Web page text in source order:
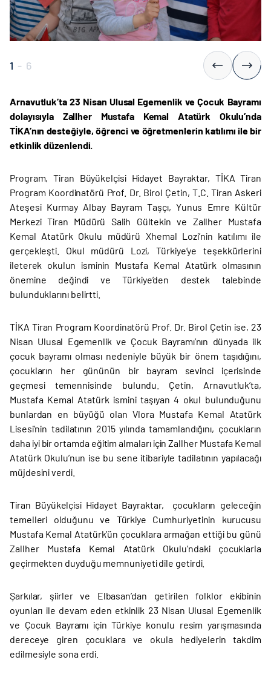
1 - 6
Arnavutluk’ta 23 Nisan Ulusal Egemenlik ve Çocuk Bayramı
dolayısıyla Zallher Mustafa Kemal Atatürk Okulu’nda
TİKA’nın desteğiyle, öğrenci ve öğretmenlerin katılımı ile bir
etkinlik düzenlendi.
Program, Tiran Büyükelçisi Hidayet Bayraktar, TİKA Tiran
Program Koordinatörü Prof. Dr. Birol Çetin, T.C. Tiran Askeri
Ateşesi Kurmay Albay Bayram Taşçı, Yunus Emre Kültür
Merkezi Tiran Müdürü Salih Gültekin ve Zallher Mustafa
Kemal Atatürk Okulu müdürü Xhemal Lozi’nin katılımı ile
gerçekleşti. Okul müdürü Lozi, Türkiye’ye teşekkürlerini
ileterek okulun isminin Mustafa Kemal Atatürk olmasının
önemine değindi ve Türkiye’den destek talebinde
bulunduklarını belirtti.
TİKA Tiran Program Koordinatörü Prof. Dr. Birol Çetin ise, 23
Nisan Ulusal Egemenlik ve Çocuk Bayramı’nın dünyada ilk
çocuk bayramı olması nedeniyle büyük bir önem taşıdığını,
çocukların her gününün bir bayram sevinci içerisinde
geçmesi temennisinde bulundu. Çetin, Arnavutluk’ta,
Mustafa Kemal Atatürk ismini taşıyan 4 okul bulunduğunu
bunlardan en büyüğü olan Vlora Mustafa Kemal Atatürk
Lisesi’nin tadilatının 2015 yılında tamamlandığını, çocukların
daha iyi bir ortamda eğitim almaları için Zallher Mustafa Kemal
Atatürk Okulu’nun ise bu sene itibariyle tadilatının yapılacağı
müjdesini verdi.
Tiran Büyükelçisi Hidayet Bayraktar, çocukların geleceğin
temelleri olduğunu ve Türkiye Cumhuriyetinin kurucusu
Mustafa Kemal Atatürk’ün çocuklara armağan ettiği bu günü
Zallher Mustafa Kemal Atatürk Okulu’ndaki çocuklarla
geçirmekten duyduğu memnuniyeti dile getirdi.
Şarkılar, şiirler ve Elbasan’dan getirilen folklor ekibinin
oyunları ile devam eden etkinlik 23 Nisan Ulusal Egemenlik
ve Çocuk Bayramı için Türkiye konulu resim yarışmasında
dereceye giren çocuklara ve okula hediyelerin takdim
edilmesiyle sona erdi.